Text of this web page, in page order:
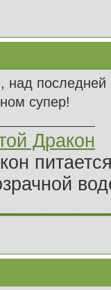
над последней
супер!
Дракон